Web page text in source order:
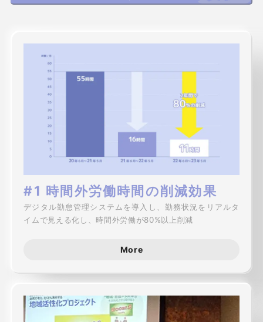
#1 時間外労働時間の削減効果
デジタル勤怠管理システムを導入し、勤務状況をリアルタ
イムで見える化し、時間外労働が80%以上削減
More